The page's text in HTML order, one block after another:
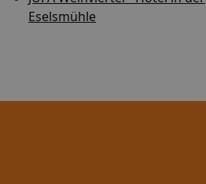
Eselsmühle